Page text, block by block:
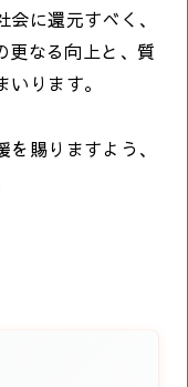
に還元すべく、
更なる向上と、質
ります。
賜りますよう、